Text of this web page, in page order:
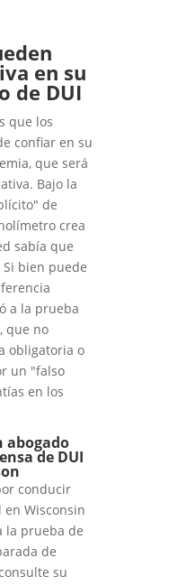
en su
de DUI
que los
confiar en su
que será
Bajo la
de
crea
sabía que
bien puede
a la prueba
que no
obligatoria o
un "falso
en los
abogado
de DUI
conducir
en Wisconsin
la prueba de
de
su